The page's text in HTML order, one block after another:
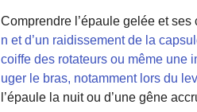
Comprendre l’épaule gelée et ses
n et d’un raidissement de la
coiffe des rotateurs ou même une
uger le bras, notamment lors du
l’épaule la nuit ou d’une gêne